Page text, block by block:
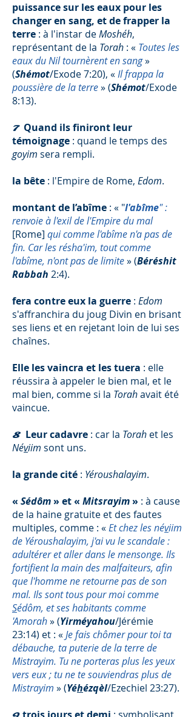
puissance sur les eaux pour les
changer en sang, et de frapper la
terre : à l'instar deMoshéh,
représentant de la Torah : « Toutes les
eaux du Nil tournèrent en sang»
(Shémot/Exode 7:20), «Il frappa la
poussière de la terre» (Shémot/Exode
8:13).
7 Quand ils finiront leur
témoignage : quand le temps des
goyim sera rempli.
la bête : l'Empire de Rome, Edom.
montant de l’abîme : « "l'abîme" :
renvoie à l'exil de l'Empire du mal
[Rome] qui comme l'abîme n'a pas de
fin. Car les résha'im, tout comme
l'abîme, n'ont pas de limite» (Béréshit
Rabbah 2:4).
fera contre eux la guerre : Edom
s'affranchira du joug Divin en brisant
ses liens et en rejetant loin de lui ses
chaînes.
Elle les vaincra et les tuera : elle
réussira à appeler le bien mal, et le
mal bien, comme si la Torahavait été
vaincue.
8 Leur cadavre : car la Torah et les
Néviim sont uns.
la grande cité : Yéroushalayim.
« Sédôm» et « Mitsrayim» : à cause
de la haine gratuite et des fautes
multiples, comme : «Et chez les néviim
de Yéroushalayim, j'ai vu le scandale :
adultérer et aller dans le mensonge. Ils
fortifient la main des malfaiteurs, afin
que l'homme ne retourne pas de son
mal. Ils sont tous pour moi comme
Sédôm, et ses habitants comme
'Amorah» (Yirméyahou/Jérémie
23:14) et : «Je fais chômer pour toi ta
débauche, ta puterie de la terre de
Mistrayim. Tu ne porteras plus les yeux
vers eux ; tu ne te souviendras plus de
Mistrayim » (Yéhézqèl/Ezechiel 23:27).